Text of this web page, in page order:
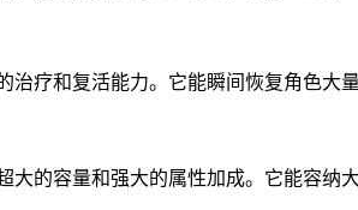
治疗和复活能力。它能瞬间恢复角色大
大的容量和强大的属性加成。它能容纳